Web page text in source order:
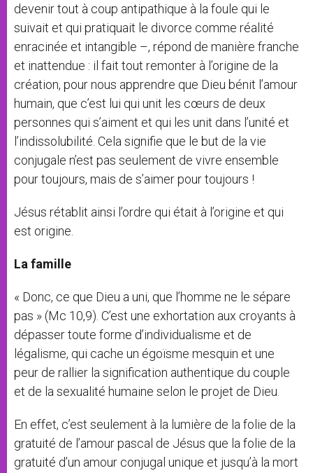
devenir tout à coup antipathique à la foule qui le
suivait et qui pratiquait le divorce comme réalité
enracinée et intangible –, répond de manière franche
et inattendue : il fait tout remonter à l’origine de la
création, pour nous apprendre que Dieu bénit l’amour
humain, que c’est lui qui unit les cœurs de deux
personnes qui s’aiment et qui les unit dans l’unité et
l’indissolubilité. Cela signifie que le but de la vie
conjugale n’est pas seulement de vivre ensemble
pour toujours, mais de s’aimer pour toujours !
Jésus rétablit ainsi l’ordre qui était à l’origine et qui
est origine.
La famille
« Donc, ce que Dieu a uni, que l’homme ne le sépare
pas » (Mc 10,9). C’est une exhortation aux croyants à
dépasser toute forme d’individualisme et de
légalisme, qui cache un égoïsme mesquin et une
peur de rallier la signification authentique du couple
et de la sexualité humaine selon le projet de Dieu.
En effet, c’est seulement à la lumière de la folie de la
gratuité de l’amour pascal de Jésus que la folie de la
gratuité d’un amour conjugal unique et jusqu’à la mort